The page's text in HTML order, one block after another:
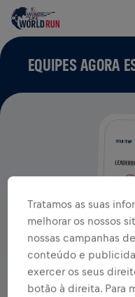
EQUIPES AGORA
Tratamos as suas
melhorar os nossos
nossas campanhas
conteúdo e
exercer os seus
botão à direita. Para